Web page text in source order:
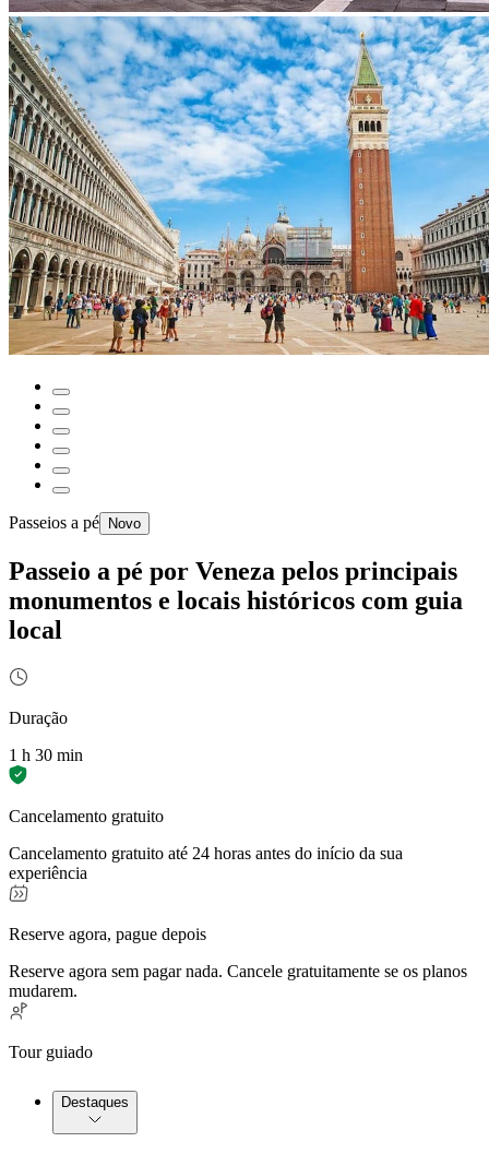
Passeios a pé Novo
Passeio a pé por Veneza pelos principais
monumentos e locais históricos com guia
local
Duração
1 h 30 min
Cancelamento gratuito
Cancelamento gratuito até 24 horas antes do início da sua
experiência
Reserve agora, pague depois
Reserve agora sem pagar nada. Cancele gratuitamente se os planos
mudarem.
Tour guiado
Destaques